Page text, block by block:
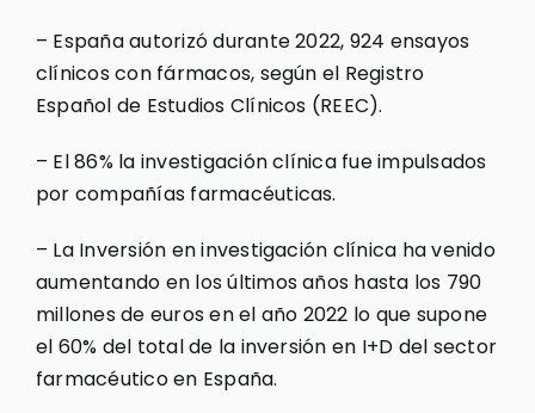
– España autorizó durante 2022, 924 ensayos
clínicos con fármacos, según el Registro
Español de Estudios Clínicos (REEC).
– El 86% la investigación clínica fue impulsados
por compañías farmacéuticas.
– La Inversión en investigación clínica ha venido
aumentando en los últimos años hasta los 790
millones de euros en el año 2022 lo que supone
el 60% del total de la inversión en I+D del sector
farmacéutico en España.